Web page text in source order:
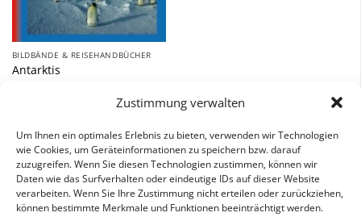
Zustimmung verwalten
Um Ihnen ein optimales Erlebnis zu bieten, verwenden wir Technologien
wie Cookies, um Geräteinformationen zu speichern bzw. darauf
zuzugreifen. Wenn Sie diesen Technologien zustimmen, können wir
Daten wie das Surfverhalten oder eindeutige IDs auf dieser Website
verarbeiten. Wenn Sie Ihre Zustimmung nicht erteilen oder zurückziehen,
können bestimmte Merkmale und Funktionen beeinträchtigt werden.
BILDBÄNDE & REISEHANDBÜCHER
Antarktis